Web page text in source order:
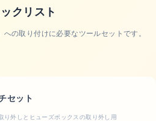
クリスト
への取り付けに必要なツールセットです。
セット
り外しとヒューズボックスの取り外し用